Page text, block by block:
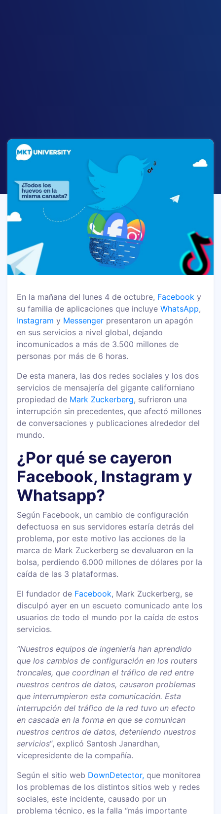
En la mañana del lunes 4 de octubre, Facebook y
su familia de aplicaciones que incluyeWhatsApp,
Instagramy Messenger presentaron un apagón
en sus servicios a nivel global, dejando
incomunicados a más de 3.500 millones de
personas por más de 6 horas.
De esta manera, las dos redes sociales y los dos
servicios de mensajería del gigante californiano
propiedad de Mark Zuckerberg, sufrieron una
interrupción sin precedentes, que afectó millones
de conversaciones y publicaciones alrededor del
mundo.
¿Por qué se cayeron
Facebook, Instagram y
Whatsapp?
Según Facebook, un cambio de configuración
defectuosa en sus servidores estaría detrás del
problema, por este motivo las acciones de la
marca de Mark Zuckerberg se devaluaron en la
bolsa, perdiendo 6.000 millones de dólares por la
caída de las 3 plataformas.
El fundador de Facebook, Mark Zuckerberg, se
disculpó ayer en un escueto comunicado ante los
usuarios de todo el mundo por la caída de estos
servicios.
“Nuestros equipos de ingeniería han aprendido
que los cambios de configuración en los routers
troncales, que coordinan el tráfico de red entre
nuestros centros de datos, causaron problemas
que interrumpieron esta comunicación. Esta
interrupción del tráfico de la red tuvo un efecto
en cascada en la forma en que se comunican
nuestros centros de datos, deteniendo nuestros
servicios“, explicó Santosh Janardhan,
vicepresidente de la compañía.
Según el sitio web DownDetector, que monitorea
los problemas de los distintos sitios web y redes
sociales, este incidente, causado por un
problema técnico, es la falla “más importante